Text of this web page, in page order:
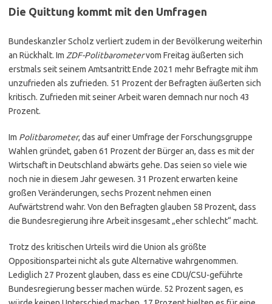
Die Quittung kommt mit den Umfragen
Bundeskanzler Scholz verliert zudem in der Bevölkerung weiterhin
an Rückhalt. Im ZDF-Politbarometervom Freitag äußerten sich
erstmals seit seinem Amtsantritt Ende 2021 mehr Befragte mit ihm
unzufrieden als zufrieden. 51 Prozent der Befragten äußerten sich
kritisch. Zufrieden mit seiner Arbeit waren demnach nur noch 43
Prozent.
Im Politbarometer, das auf einer Umfrage der Forschungsgruppe
Wahlen gründet, gaben 61 Prozent der Bürger an, dass es mit der
Wirtschaft in Deutschland abwärts gehe. Das seien so viele wie
noch nie in diesem Jahr gewesen. 31 Prozent erwarten keine
großen Veränderungen, sechs Prozent nehmen einen
Aufwärtstrend wahr. Von den Befragten glauben 58 Prozent, dass
die Bundesregierung ihre Arbeit insgesamt „eher schlecht“ macht.
Trotz des kritischen Urteils wird die Union als größte
Oppositionspartei nicht als gute Alternative wahrgenommen.
Lediglich 27 Prozent glauben, dass es eine CDU/CSU-geführte
Bundesregierung besser machen würde. 52 Prozent sagen, es